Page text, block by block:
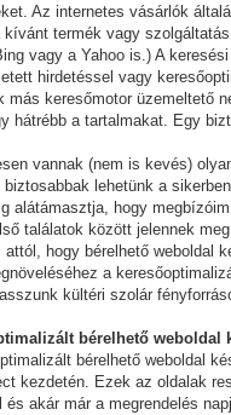
Az internetes vásárlók
kívánt termék vagy
vagy a Yahoo is.) A
hirdetéssel vagy
más keresőmotor üzemeltető
hátrébb a tartalmakat. Egy
vannak (nem is kevés)
lehetünk a
alátámasztja, hogy
találatok között jelennek
attól, hogy bérelhető weboldal
a
kültéri szolár
bérelhető weboldal
bérelhető weboldal
kezdetén. Ezek az oldalak
és akár már a megrendelés